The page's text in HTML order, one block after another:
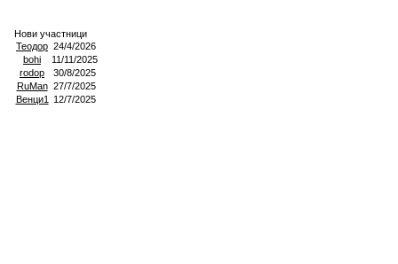
Нови участници
Теодор 24/4/2026
bohi
11/11/2025
rodop
30/8/2025
RuMan 27/7/2025
Венци1
12/7/2025